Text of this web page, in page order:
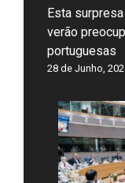
Esta
verão
portuguesas
28 de Junho,